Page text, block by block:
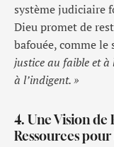
système judiciaire
Dieu promet de
bafouée, comme le
justice au faible et
à l’indigent. »
4. Une Vision de
Ressources